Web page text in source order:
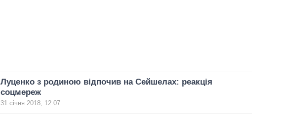
Луценко з родиною відпочив на Сейшелах: реакція
соцмереж
31 січня 2018, 12:07